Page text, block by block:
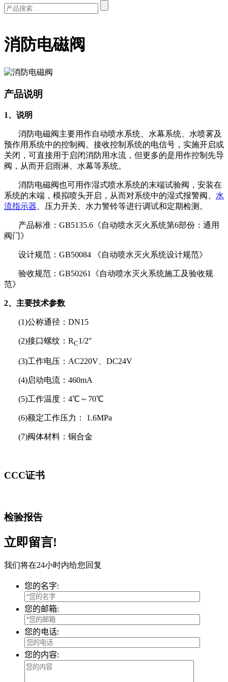
消防电磁阀
产品说明
1、说明
消防电磁阀主要用作自动喷水系统、水幕系统、水喷雾及
预作用系统中的控制阀。接收控制系统的电信号，实施开启或
关闭，可直接用于启闭消防用水流，但更多的是用作控制先导
阀，从而开启雨淋、水幕等系统。
消防电磁阀也可用作湿式喷水系统的末端试验阀，安装在
系统的末端，模拟喷头开启，从而对系统中的湿式报警阀、 水
流指示器 、压力开关、水力警铃等进行调试和定期检测。
产品标准：GB5135.6《自动喷水灭火系统第6部份：通用
阀门》
设计规范：GB50084 《自动喷水灭火系统设计规范》
验收规范：GB50261《自动喷水灭火系统施工及验收规
范》
2、主要技术参数
(1)公称通径：DN15
(2)接口螺纹：RC1/2″
(3)工作电压：AC220V、DC24V
(4)启动电流：460mA
(5)工作温度：4℃～70℃
(6)额定工作压力： 1.6MPa
(7)阀体材料：铜合金
CCC证书
检验报告
立即留言!
我们将在24小时内给您回复
您的名字:
您的邮箱:
您的电话:
您的内容: